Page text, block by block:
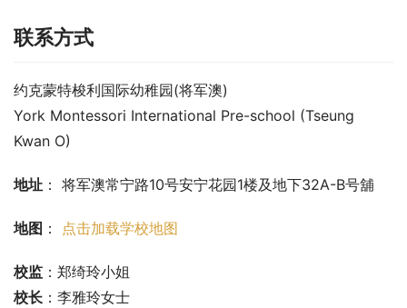
联系方式
约克蒙特梭利国际幼稚园(将军澳)
York Montessori International Pre-school (Tseung
Kwan O)
地址 ： 将军澳常宁路10号安宁花园1楼及地下32A-B号舖
地图 ： 点击加载学校地图
校监 ：郑绮玲小姐
校长 ：李雅玲女士